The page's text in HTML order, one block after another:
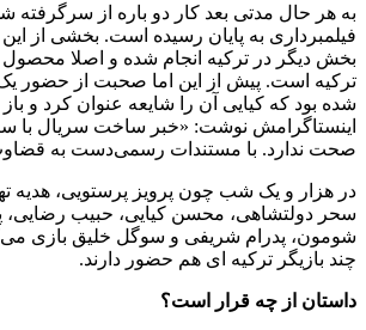
به هر حال مدتی بعد کار دو باره از سرگرفته
فیلمبرداری به پایان رسیده است. بخشی از
بخش دیگر در ترکیه انجام شده و اصلا
ترکیه است. پیش از این اما صحبت از حضور
شده بود که کیایی آن را شایعه عنوان کرد و
اینستاگرامش نوشت: «خبر ساخت سریال با
صحت ندارد. با مستندات رسمی‌دست به
در هزار و یک شب چون پرویز پرستویی، هدیه
سحر دولتشاهی، محسن کیایی، حبیب رضایی،
شومون، پدرام شریفی و سوگل خلیق بازی
چند بازیگر ترکیه ای هم حضور دارند.
داستان از چه قرار است؟